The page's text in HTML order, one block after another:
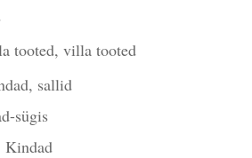
tooted, villa tooted
sallid
sügis
Kindad